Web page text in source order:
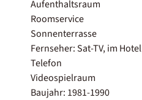
Aufenthaltsraum
Roomservice
Sonnenterrasse
Fernseher: Sat-TV, im Hotel
Telefon
Videospielraum
Baujahr: 1981-1990